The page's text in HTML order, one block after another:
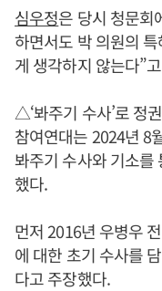
심우정은 당시 청문회
하면서도 박 의원의
게 생각하지 않는다”
△‘봐주기 수사’로 정
참여연대는 2024년 8
봐주기 수사와 기소를
했다.
먼저 2016년 우병우
에 대한 초기 수사를
다고 주장했다.